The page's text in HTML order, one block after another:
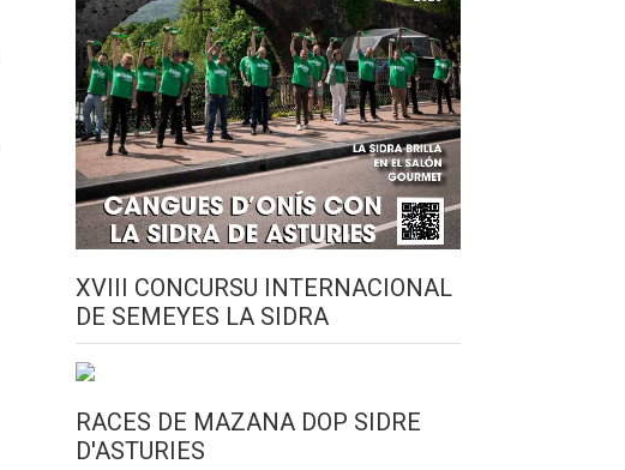
XVIII CONCURSU INTERNACIONAL
DE SEMEYES LA SIDRA
RACES DE MAZANA DOP SIDRE
D'ASTURIES